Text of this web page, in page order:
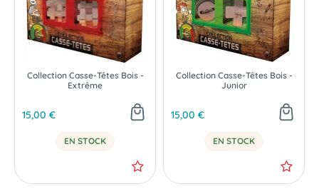
Collection Casse-Têtes Bois -
Extrême
15,00 €
EN STOCK
Collection Casse-Têtes Bois -
Junior
15,00 €
EN STOCK